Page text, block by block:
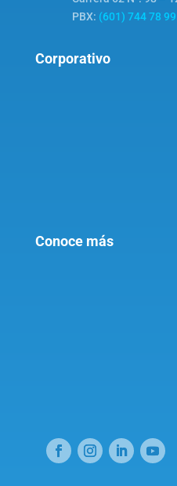
PBX: (601) 744 78 99
Corporativo
Conoce más